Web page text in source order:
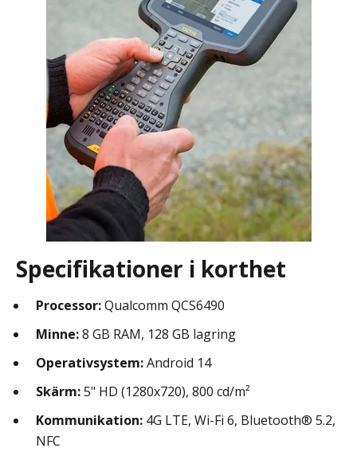
Specifikationer i korthet
Processor:Qualcomm QCS6490
Minne:8 GB RAM, 128 GB lagring
Operativsystem:Android 14
Skärm:5" HD (1280x720), 800 cd/m²
Kommunikation: 4G LTE, Wi-Fi 6, Bluetooth® 5.2,
NFC